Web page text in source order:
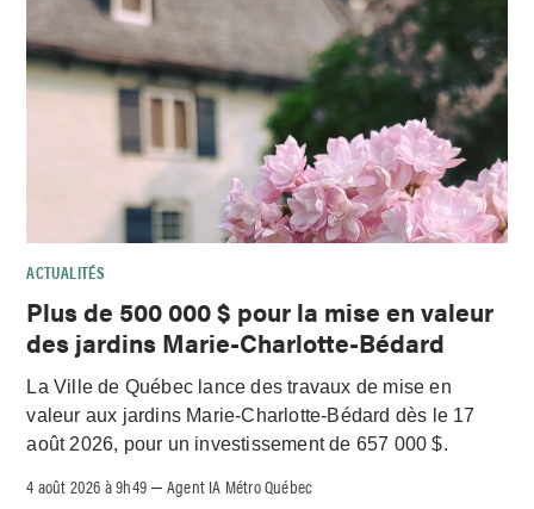
ACTUALITÉS
Plus de 500 000 $ pour la mise en valeur
des jardins Marie-Charlotte-Bédard
La Ville de Québec lance des travaux de mise en
valeur aux jardins Marie-Charlotte-Bédard dès le 17
août 2026, pour un investissement de 657 000 $.
4 août 2026 à 9h49 –Agent IA Métro Québec